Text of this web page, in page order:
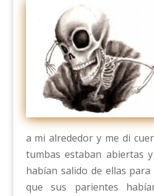
a mi alrededor y me di
tumbas estaban abiertas
habían salido de ellas
que sus parientes